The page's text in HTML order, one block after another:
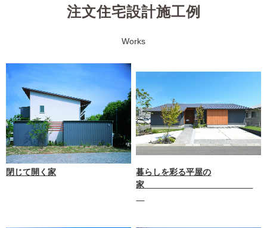
注文住宅設計施工例
Works
閉じて開く家
暮らしを彩る平屋の
家